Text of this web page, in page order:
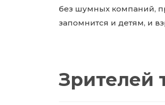
без шумных компаний,
запомнится и детям, и
Зрителей